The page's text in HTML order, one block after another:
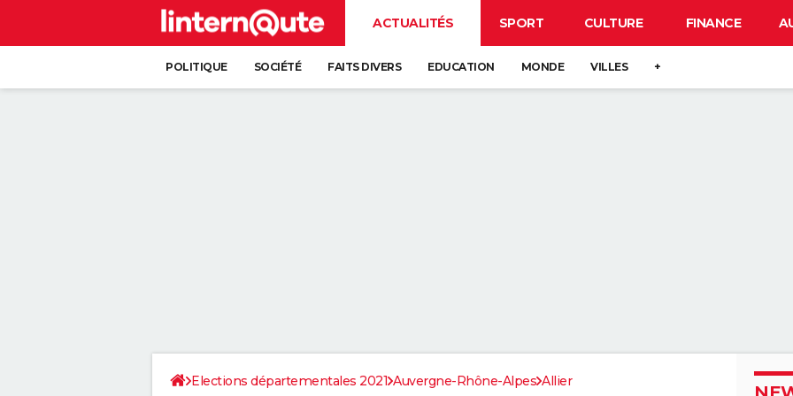
ACTUALITÉS SPORT CULTURE FINANCE
POLITIQUE SOCIÉTÉ FAITS DIVERS EDUCATION MONDE VILLES +
Elections départementales 2021 Auvergne-Rhône-Alpes Allier